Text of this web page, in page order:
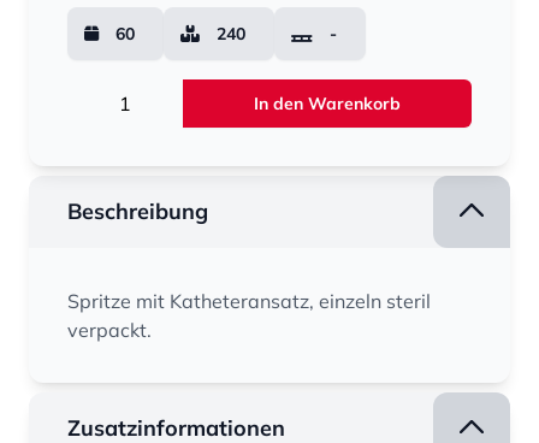
60 240 -
In den Warenkorb
Beschreibung
Spritze mit Katheteransatz, einzeln steril
verpackt.
Zusatzinformationen